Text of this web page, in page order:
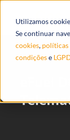
Utilizamos
Se continuar
cookies, políticas
condiçõese
eFuel